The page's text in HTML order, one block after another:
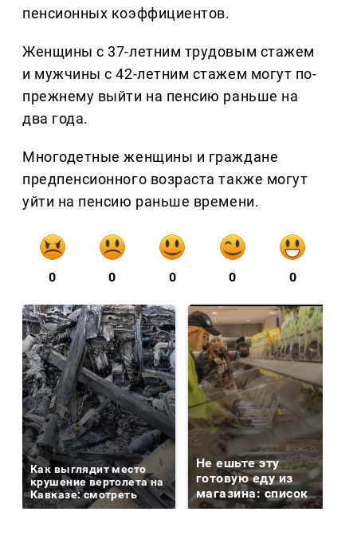
пенсионных коэффициентов.
Женщины с 37-летним трудовым стажем
и мужчины с 42-летним стажем могут по-
прежнему выйти на пенсию раньше на
два года.
Многодетные женщины и граждане
предпенсионного возраста также могут
уйти на пенсию раньше времени.
0 0 0 0 0
Как выглядит место
крушение вертолета на
Кавказе: смотреть
Не ешьте эту
готовую еду из
магазина: список